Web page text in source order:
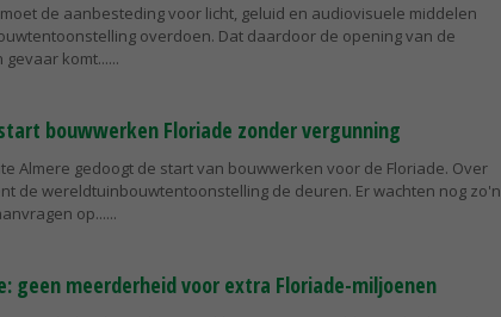
de aanbesteding voor licht, geluid en audiovisuele middelen
overdoen. Dat daardoor de opening van de
gevaar komt...
bouwwerken Floriade zonder vergunning
Almere gedoogt de start van bouwwerken voor de Floriade. Over
de wereldtuinbouwtentoonstelling de deuren. Er wachten nog zo'n
op...
geen meerderheid voor extra Floriade-miljoenen